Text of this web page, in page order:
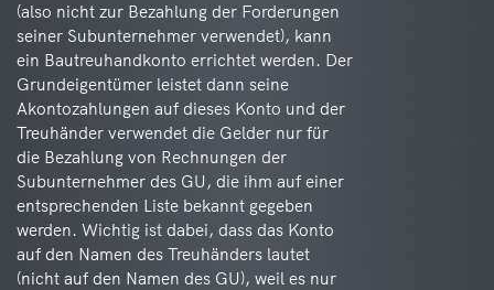
(also nicht zur Bezahlung der Forderungen
seiner Subunternehmer verwendet), kann
ein Bautreuhandkonto errichtet werden. Der
Grundeigentümer leistet dann seine
Akontozahlungen auf dieses Konto und der
Treuhänder verwendet die Gelder nur für
die Bezahlung von Rechnungen der
Subunternehmer des GU, die ihm auf einer
entsprechenden Liste bekannt gegeben
werden. Wichtig ist dabei, dass das Konto
auf den Namen des Treuhänders lautet
(nicht auf den Namen des GU), weil es nur